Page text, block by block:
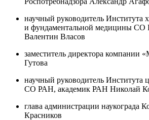
научный руководитель Института
и фундаментальной медицины
Валентин Власов
заместитель директора компании
Гутова
научный руководитель Института
СО РАН, академик РАН Николай
глава администрации наукограда
Красников